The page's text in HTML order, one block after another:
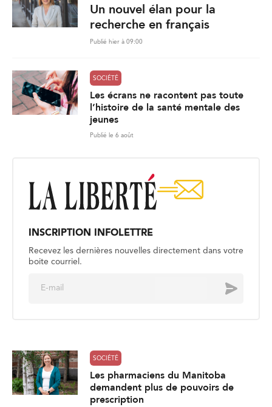
Un nouvel élan pour la
recherche en français
Publié hier à 09:00
SOCIÉTÉ
Les écrans ne racontent pas toute
l’histoire de la santé mentale des
jeunes
Publié le 6 août
INSCRIPTION INFOLETTRE
Recevez les dernières nouvelles directement dans votre
boite courriel.
Envoyer
SOCIÉTÉ
Les pharmaciens du Manitoba
demandent plus de pouvoirs de
prescription